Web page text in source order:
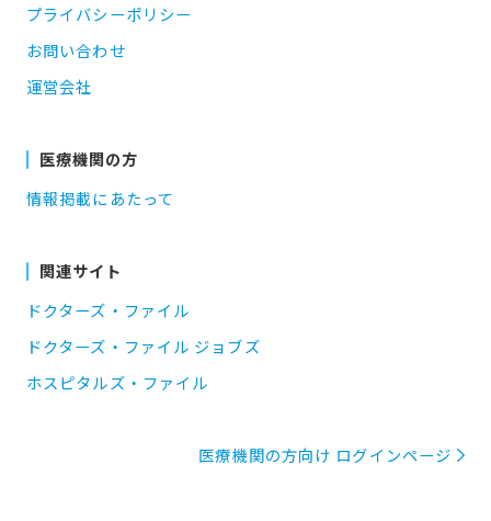
プライバシーポリシー
お問い合わせ
運営会社
医療機関の方
情報掲載にあたって
関連サイト
ドクターズ・ファイル
ドクターズ・ファイル ジョブズ
ホスピタルズ・ファイル
医療機関の方向け ログインページ